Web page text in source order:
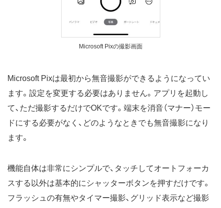
Microsoft Pixの撮影画面
Microsoft Pixは最初から無音撮影ができるようになってい
ます。設定を変更する必要はありません。アプリを起動し
て、ただ撮影するだけでOKです。端末を消音（マナー）モー
ドにする必要がなく、どのようなときでも無音撮影になり
ます。
機能自体は非常にシンプルで、タッチしてオートフォーカ
スする以外は基本的にシャッターボタンを押すだけです。
フラッシュの有無やタイマー撮影、グリッド表示など撮影